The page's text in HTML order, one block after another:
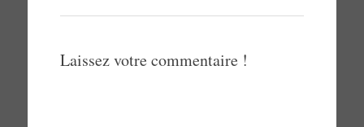
Laissez votre commentaire !